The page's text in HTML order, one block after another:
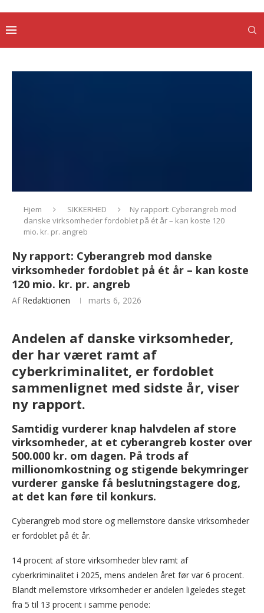
Hjem SIKKERHED
Ny rapport: Cyberangreb mod
danske virksomheder fordoblet på ét år – kan koste 120
mio. kr. pr. angreb
Ny rapport: Cyberangreb mod danske
virksomheder fordoblet på ét år – kan koste
120 mio. kr. pr. angreb
Af Redaktionen marts 6, 2026
Andelen af danske virksomheder,
der har været ramt af
cyberkriminalitet, er fordoblet
sammenlignet med sidste år, viser
ny rapport.
Samtidig vurderer knap halvdelen af store
virksomheder, at et cyberangreb koster over
500.000 kr. om dagen. På trods af
millionomkostning og stigende bekymringer
vurderer ganske få beslutningstagere dog,
at det kan føre til konkurs.
Cyberangreb mod store og mellemstore danske virksomheder
er fordoblet på ét år.
14 procent af store virksomheder blev ramt af
cyberkriminalitet i 2025, mens andelen året før var 6 procent.
Blandt mellemstore virksomheder er andelen ligeledes steget
fra 5 til 13 procent i samme periode: